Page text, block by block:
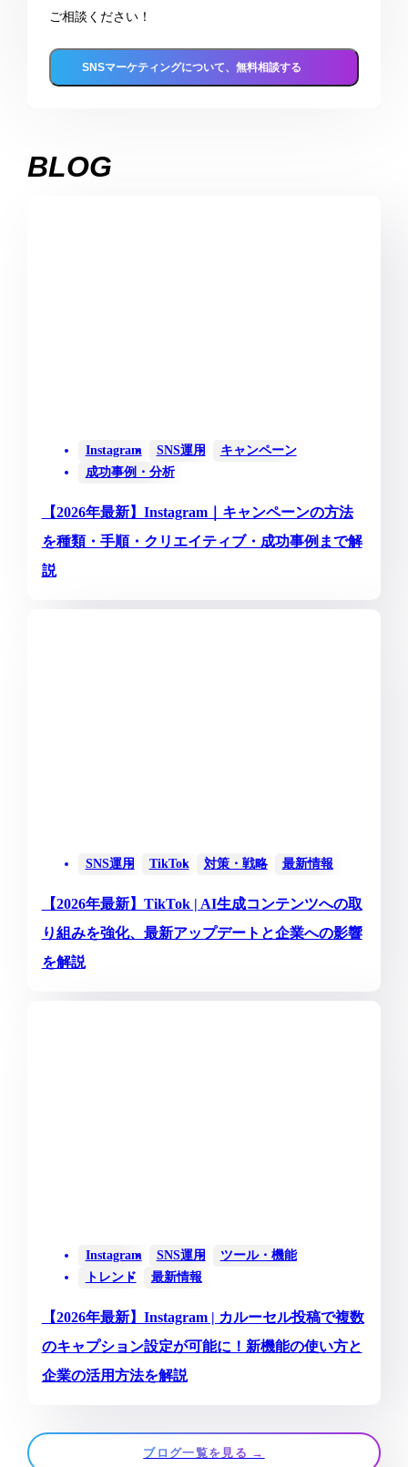
ご相談ください！
SNSマーケティングについて、無料相談する
BLOG
Instagram SNS運用
キャンペーン
成功事例・分析
【2026年最新】Instagram｜キャンペーンの方法
を種類・手順・クリエイティブ・成功事例まで解
説
SNS運用 TikTok 対策・戦略 最新情報
【2026年最新】TikTok | AI生成コンテンツへの取
り組みを強化、最新アップデートと企業への影響
を解説
Instagram SNS運用
ツール・機能
トレンド
最新情報
【2026年最新】Instagram | カルーセル投稿で複数
のキャプション設定が可能に！新機能の使い方と
企業の活用方法を解説
ブログ一覧を見る →